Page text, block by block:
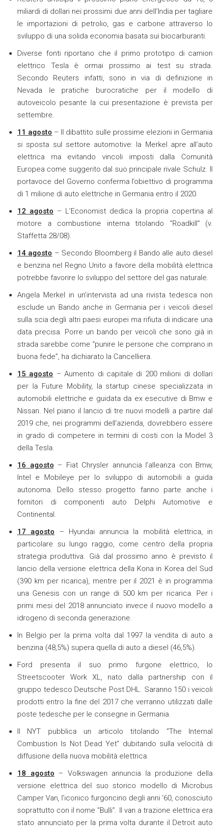
miliardi di dollari nei prossimi due anni dell’India per tagliare
le importazioni di petrolio, gas e carbone attraverso lo
sviluppo di una solida economia basata sui biocarburanti.
Diverse fonti riportano che il primo prototipo di camion
elettrico Tesla è ormai prossimo ai test su strada.
Secondo Reuters infatti, sono in via di definizione in
Nevada le pratiche burocratiche per il modello di
autoveicolo pesante la cui presentazione è prevista per
settembre.
11 agosto – Il dibattito sulle prossime elezioni in Germania
si sposta sul settore automotive: la Merkel apre all’auto
elettrica ma evitando vincoli imposti dalla Comunità
Europea come suggerito dal suo principale rivale Schulz. Il
portavoce del Governo conferma l’obiettivo di programma
di 1 milione di auto elettriche in Germania entro il 2020.
12 agosto – L’Economist dedica la propria copertina al
motore a combustione interna titolando “Roadkill” (v.
Staffetta 28/08).
14 agosto – Secondo Bloomberg il Bando alle auto diesel
e benzina nel Regno Unito a favore della mobilità elettrica
potrebbe favorire lo sviluppo del settore del gas naturale.
Angela Merkel in un’intervista ad una rivista tedesca non
esclude un Bando anche in Germania per i veicoli diesel
sulla scia degli altri paesi europei ma rifiuta di indicare una
data precisa. Porre un bando per veicoli che sono già in
strada sarebbe come “punire le persone che comprano in
buona fede”, ha dichiarato la Cancelliera.
15 agosto – Aumento di capitale di 200 milioni di dollari
per la Future Mobility, la startup cinese specializzata in
automobili elettriche e guidata da ex esecutive di Bmw e
Nissan. Nel piano il lancio di tre nuovi modelli a partire dal
2019 che, nei programmi dell’azienda, dovrebbero essere
in grado di competere in termini di costi con la Model 3
della Tesla.
16 agosto – Fiat Chrysler annuncia l’alleanza con Bmw,
Intel e Mobileye per lo sviluppo di automobili a guida
autonoma. Dello stesso progetto fanno parte anche i
fornitori di componenti auto Delphi Automotive e
Continental.
17 agosto – Hyundai annuncia la mobilità elettrica, in
particolare su lungo raggio, come centro della propria
strategia produttiva. Già dal prossimo anno è previsto il
lancio della versione elettrica della Kona in Korea del Sud
(390 km per ricarica), mentre per il 2021 è in programma
una Genesis con un range di 500 km per ricarica. Per i
primi mesi del 2018 annunciato invece il nuovo modello a
idrogeno di seconda generazione.
In Belgio per la prima volta dal 1997 la vendita di auto a
benzina (48,5%) supera quella di auto a diesel (46,5%).
Ford presenta il suo primo furgone elettrico, lo
Streetscooter Work XL, nato dalla partnership con il
gruppo tedesco Deutsche Post DHL. Saranno 150 i veicoli
prodotti entro la fine del 2017 che verranno utilizzati dalle
poste tedesche per le consegne in Germania.
Il NYT pubblica un articolo titolando “The Internal
Combustion Is Not Dead Yet” dubitando sulla velocità di
diffusione della nuova mobilità elettrica.
18 agosto – Volkswagen annuncia la produzione della
versione elettrica del suo storico modello di Microbus
Camper Van, l’iconico furgoncino degli anni ’60, conosciuto
soprattutto con il nome “Bulli”. Il van a trazione elettrica era
stato annunciato per la prima volta durante il Detroit auto